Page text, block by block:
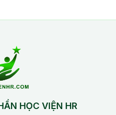
HỌC VIỆN HR